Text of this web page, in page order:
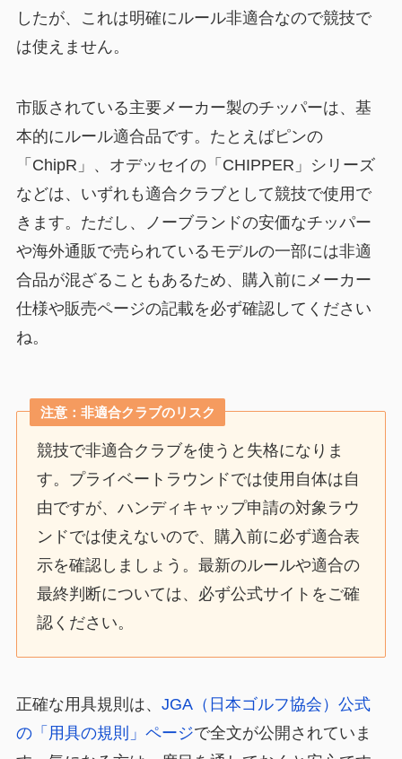
したが、これは明確にルール非適合なので競技で
は使えません。
市販されている主要メーカー製のチッパーは、基
本的にルール適合品です。たとえばピンの
「ChipR」、オデッセイの「CHIPPER」シリーズ
などは、いずれも適合クラブとして競技で使用で
きます。ただし、ノーブランドの安価なチッパー
や海外通販で売られているモデルの一部には非適
合品が混ざることもあるため、購入前にメーカー
仕様や販売ページの記載を必ず確認してください
ね。
注意：非適合クラブのリスク
競技で非適合クラブを使うと失格になりま
す。プライベートラウンドでは使用自体は自
由ですが、ハンディキャップ申請の対象ラウ
ンドでは使えないので、購入前に必ず適合表
示を確認しましょう。最新のルールや適合の
最終判断については、必ず公式サイトをご確
認ください。
正確な用具規則は、 JGA（日本ゴルフ協会）公式
の「用具の規則」ページで全文が公開されていま